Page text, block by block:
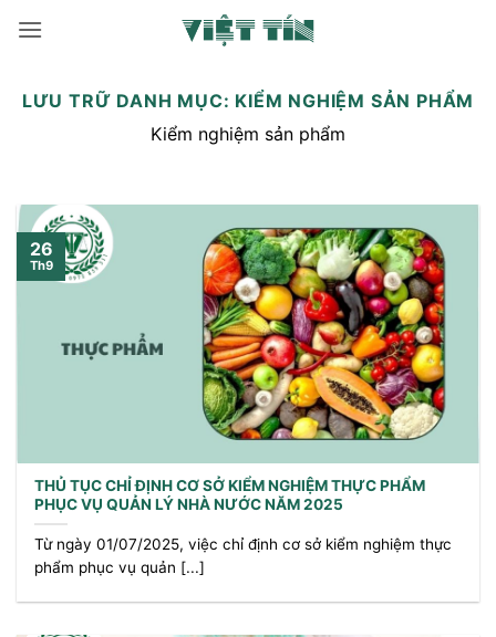
qua
dungLƯU TRỮ DANH MỤC: KIỂM NGHIỆM SẢN PHẨM
Kiểm nghiệm sản phẩm
THỦ TỤC CHỈ ĐỊNH CƠ SỞ KIỂM NGHIỆM THỰC PHẨM
PHỤC VỤ QUẢN LÝ NHÀ NƯỚC NĂM 2025
Từ ngày 01/07/2025, việc chỉ định cơ sở kiểm nghiệm thực
phẩm phục vụ quản [...]
26
Th9